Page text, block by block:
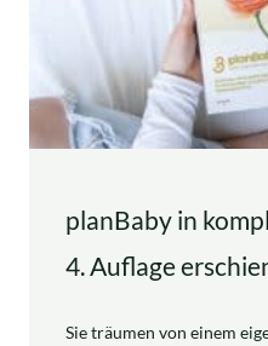
planBaby in
4. Auflage
Sie träumen von einem